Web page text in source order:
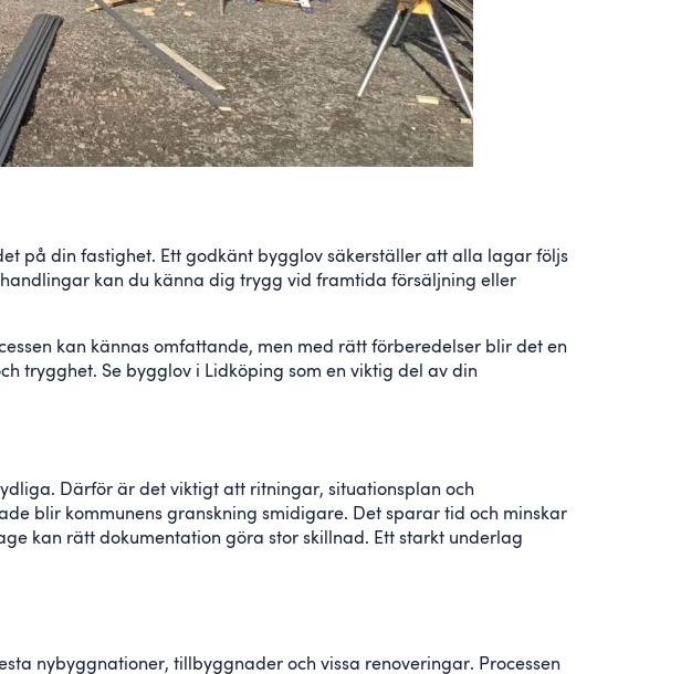
på din fastighet. Ett godkänt bygglov säkerställer att alla lagar följs
kan du känna dig trygg vid framtida försäljning eller
kan kännas omfattande, men med rätt förberedelser blir det en
trygghet. Se bygglov i Lidköping som en viktig del av din
Därför är det viktigt att ritningar, situationsplan och
blir kommunens granskning smidigare. Det sparar tid och minskar
kan rätt dokumentation göra stor skillnad. Ett starkt underlag
nybyggnationer, tillbyggnader och vissa renoveringar. Processen